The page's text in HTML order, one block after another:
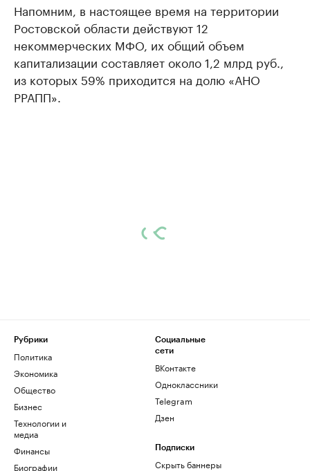
Напомним, в настоящее время на территории
Ростовской области действуют 12
некоммерческих МФО, их общий объем
капитализации составляет около 1,2 млрд руб.,
из которых 59% приходится на долю «АНО
РРАПП».
Рубрики
Политика
Экономика
Общество
Бизнес
Технологии и
медиа
Финансы
Биографии
Социальные
сети
ВКонтакте
Одноклассники
Telegram
Дзен
Подписки
Скрыть баннеры